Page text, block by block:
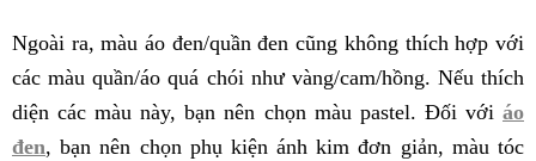
Ngoài ra, màu áo đen/quần đen cũng không thích hợp với
các màu quần/áo quá chói như vàng/cam/hồng. Nếu thích
diện các màu này, bạn nên chọn màu pastel. Đối với áo
đen, bạn nên chọn phụ kiện ánh kim đơn giản, màu tóc